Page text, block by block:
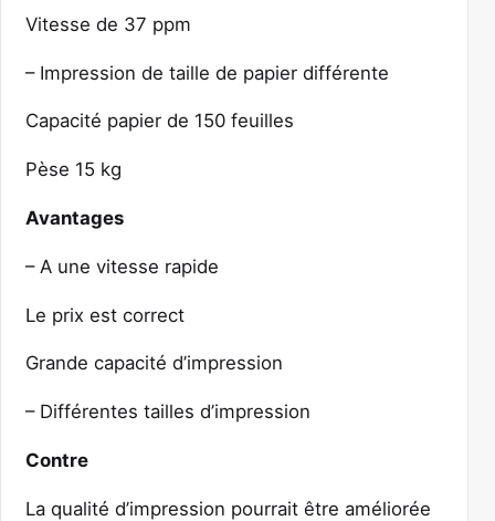
Vitesse de 37 ppm
– Impression de taille de papier différente
Capacité papier de 150 feuilles
Pèse 15 kg
Avantages
– A une vitesse rapide
Le prix est correct
Grande capacité d’impression
– Différentes tailles d’impression
Contre
La qualité d’impression pourrait être améliorée